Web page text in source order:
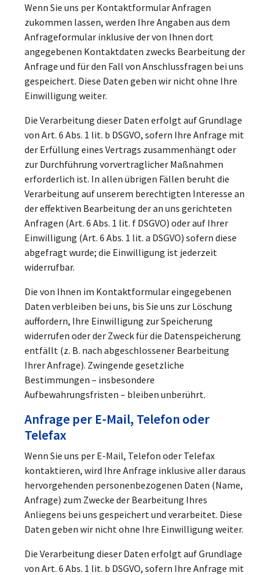
Wenn Sie uns per Kontaktformular Anfragen
zukommen lassen, werden Ihre Angaben aus dem
Anfrageformular inklusive der von Ihnen dort
angegebenen Kontaktdaten zwecks Bearbeitung der
Anfrage und für den Fall von Anschlussfragen bei uns
gespeichert. Diese Daten geben wir nicht ohne Ihre
Einwilligung weiter.
Die Verarbeitung dieser Daten erfolgt auf Grundlage
von Art. 6 Abs. 1 lit. b DSGVO, sofern Ihre Anfrage mit
der Erfüllung eines Vertrags zusammenhängt oder
zur Durchführung vorvertraglicher Maßnahmen
erforderlich ist. In allen übrigen Fällen beruht die
Verarbeitung auf unserem berechtigten Interesse an
der effektiven Bearbeitung der an uns gerichteten
Anfragen (Art. 6 Abs. 1 lit. f DSGVO) oder auf Ihrer
Einwilligung (Art. 6 Abs. 1 lit. a DSGVO) sofern diese
abgefragt wurde; die Einwilligung ist jederzeit
widerrufbar.
Die von Ihnen im Kontaktformular eingegebenen
Daten verbleiben bei uns, bis Sie uns zur Löschung
auffordern, Ihre Einwilligung zur Speicherung
widerrufen oder der Zweck für die Datenspeicherung
entfällt (z. B. nach abgeschlossener Bearbeitung
Ihrer Anfrage). Zwingende gesetzliche
Bestimmungen – insbesondere
Aufbewahrungsfristen – bleiben unberührt.
Anfrage per E-Mail, Telefon oder
Telefax
Wenn Sie uns per E-Mail, Telefon oder Telefax
kontaktieren, wird Ihre Anfrage inklusive aller daraus
hervorgehenden personenbezogenen Daten (Name,
Anfrage) zum Zwecke der Bearbeitung Ihres
Anliegens bei uns gespeichert und verarbeitet. Diese
Daten geben wir nicht ohne Ihre Einwilligung weiter.
Die Verarbeitung dieser Daten erfolgt auf Grundlage
von Art. 6 Abs. 1 lit. b DSGVO, sofern Ihre Anfrage mit